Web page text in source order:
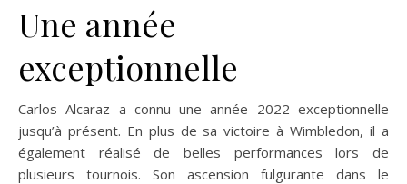
Une année
exceptionnelle
Carlos Alcaraz a connu une année 2022 exceptionnelle
jusqu’à présent. En plus de sa victoire à Wimbledon, il a
également réalisé de belles performances lors de
plusieurs tournois. Son ascension fulgurante dans le